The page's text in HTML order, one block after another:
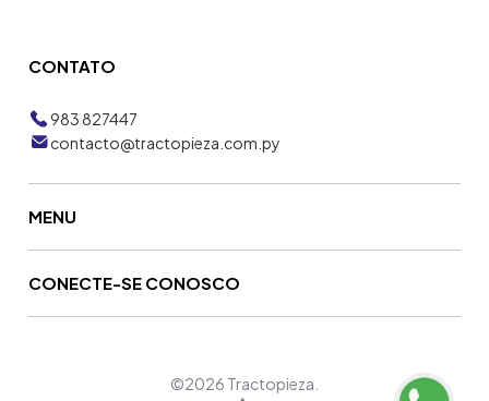
CONTATO
983 827447
contacto@tractopieza.com.py
MENU
CONECTE-SE CONOSCO
©2026 Tractopieza.